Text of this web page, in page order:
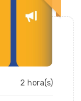
2 hora(s)